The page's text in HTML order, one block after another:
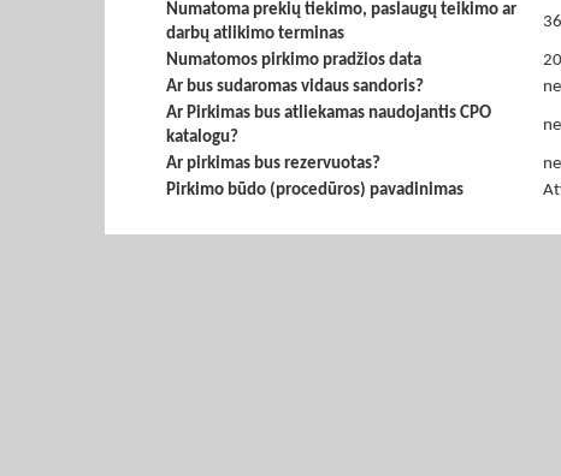
Numatoma prekių tiekimo, paslaugų teikimo ar
darbų atlikimo terminas
36
Numatomos pirkimo pradžios data
Ar bus sudaromas vidaus sandoris?
ne
Ar Pirkimas bus atliekamas naudojantis CPO
katalogu?
ne
Ar pirkimas bus rezervuotas?
ne
Pirkimo būdo (procedūros) pavadinimas